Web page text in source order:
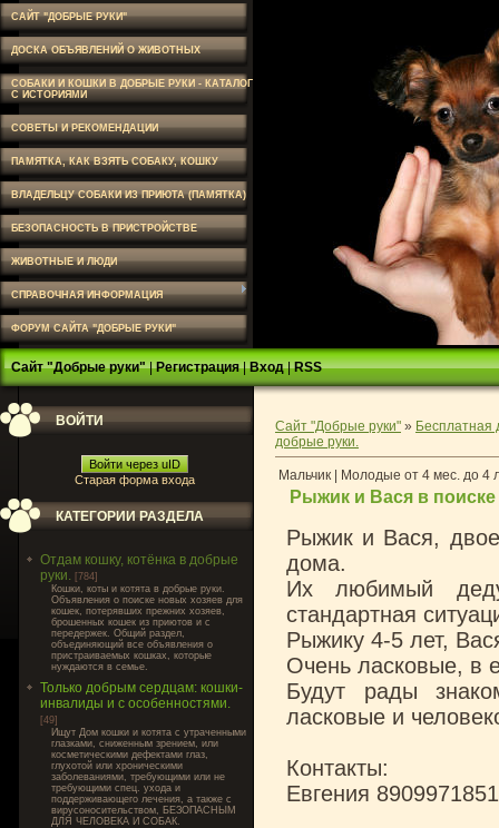
САЙТ "ДОБРЫЕ РУКИ"
ДОСКА ОБЪЯВЛЕНИЙ О ЖИВОТНЫХ
СОБАКИ И КОШКИ В ДОБРЫЕ РУКИ - КАТАЛОГ
С ИСТОРИЯМИ
СОВЕТЫ И РЕКОМЕНДАЦИИ
ПАМЯТКА, КАК ВЗЯТЬ СОБАКУ, КОШКУ
ВЛАДЕЛЬЦУ СОБАКИ ИЗ ПРИЮТА (ПАМЯТКА)
БЕЗОПАСНОСТЬ В ПРИСТРОЙСТВЕ
ЖИВОТНЫЕ И ЛЮДИ
СПРАВОЧНАЯ ИНФОРМАЦИЯ
ФОРУМ САЙТА "ДОБРЫЕ РУКИ"
Сайт "Добрые руки"|Регистрация|Вход|RSS
ВОЙТИ
Войти через uID
Старая форма входа
КАТЕГОРИИ РАЗДЕЛА
Отдам кошку, котёнка в добрые
руки. [784]
Кошки, коты и котята в добрые руки.
Объявления о поиске новых хозяев для
кошек, потерявших прежних хозяев,
брошенных кошек из приютов и с
передержек. Общий раздел,
объединяющий все объявления о
пристраиваемых кошках, которые
нуждаются в семье.
Только добрым сердцам: кошки-
инвалиды и с особенностями.
[49]
Ищут Дом кошки и котята с утраченными
глазками, сниженным зрением, или
косметическими дефектами глаз,
глухотой или хроническими
заболеваниями, требующими или не
требующими спец. ухода и
поддерживающего лечения, а также с
вирусоносительством, БЕЗОПАСНЫМ
ДЛЯ ЧЕЛОВЕКА И СОБАК.
Сайт "Добрые руки" » Бесплатная
добрые руки.
Мальчик | Молодые от 4 мес. до 4
Рыжик и Вася в
Рыжик и Вася, двое
дома.
Их любимый
стандартная
Рыжику 4-5 лет,
Очень ласковые, в
Будут рады
ласковые и
Контакты:
Евгения